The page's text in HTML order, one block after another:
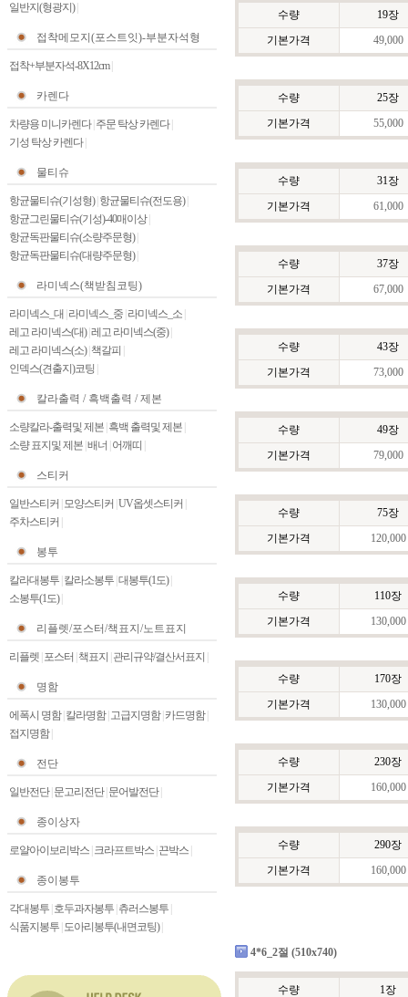
일반지(형광지)|
접착메모지(포스트잇)-부분자석형
접착+부분자석-8X12cm|
카렌다
차량용 미니카렌다| 주문 탁상 카렌다|
기성 탁상 카렌다|
물티슈
항균물티슈(기성형)| 항균물티슈(전도용)|
항균그린물티슈(기성)-40매이상|
항균독판물티슈(소량주문형)|
항균독판물티슈(대량주문형)|
라미넥스(책받침코팅)
라미넥스_대 라미넥스_중 라미넥스_소
레고 라미넥스(대)| 레고 라미넥스(중)|
레고 라미넥스(소)| 책갈피
인덱스(견출지)코팅
칼라출력 / 흑백출력 / 제본
소량칼라-출력및 제본 흑백 출력및 제본
소량 표지및 제본 배너 어깨띠
스티커
일반스티커 모양스티커 UV옵셋스티커
주차스티커
봉투
칼라대봉투 칼라소봉투 대봉투(1도)|
소봉투(1도)|
리플렛/포스터/책표지/노트표지
리플렛 포스터 책표지 관리규약/결산서표지
명함
에폭시 명함| 칼라명함| 고급지명함| 카드명함|
접지명함|
전단
일반전단| 문고리전단| 문어발전단|
종이상자
로얄아이보리박스 크라프트박스 끈박스
종이봉투
각대봉투 호두과자봉투 츄러스봉투
식품지봉투 도아리봉투(내면코팅)|
수량
19장
기본가격
49,000
수량
25장
기본가격
55,000
수량
31장
기본가격
61,000
수량
37장
기본가격
67,000
수량
43장
기본가격
73,000
수량
49장
기본가격
79,000
수량
75장
기본가격
120,000
수량
110장
기본가격
130,000
수량
170장
기본가격
130,000
수량
230장
기본가격
160,000
수량
290장
기본가격
160,000
4*6_2절 (510x740)
수량
1장